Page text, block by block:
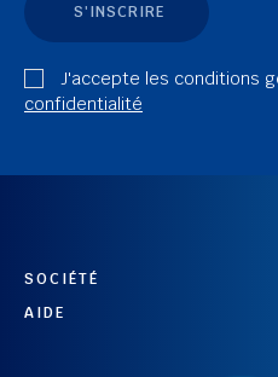
S'INSCRIRE
J'accepte les conditions
confidentialité
SOCIÉTÉ
AIDE